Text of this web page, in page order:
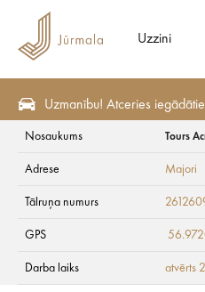
Uzzini
Uzmanību! Atceries
Tours
Nosaukums Tours
Adrese Majori
Tālruņa numurs
GPS
Darba laiks atvērts